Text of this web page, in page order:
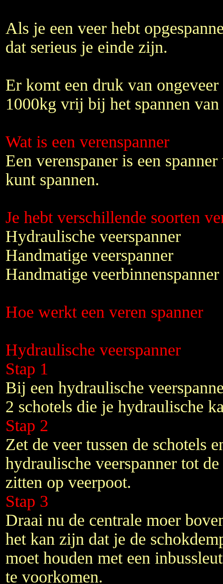
Als je een veer hebt
dat serieus je einde zijn.
Er komt een druk van
1000kg vrij bij het spannen
Wat is een verenspanner
Een verenspaner is een
kunt spannen.
Je hebt verschillende soorten
Hydraulische veerspanner
Handmatige veerspanner
Handmatige veerbinnenspanner
Hoe werkt een veren spanner
Hydraulische veerspanner
Stap 1
Bij een hydraulische
2 schotels die je hydraulische
Stap 2
Zet de veer tussen de schotels
hydraulische veerspanner tot
zitten op veerpoot.
Stap 3
Draai nu de centrale moer
het kan zijn dat je de
moet houden met een
te voorkomen.